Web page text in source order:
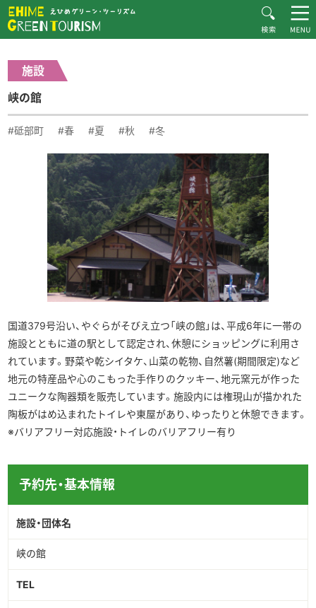
MOVIE
CONTACT
▶︎日本語
施設
峡の館
#砥部町 #春 #夏 #秋 #冬
国道379号沿い、やぐらがそびえ立つ「峡の館」は、平成6年に一帯の
施設とともに道の駅として認定され、休憩にショッピングに利用さ
れています。野菜や乾シイタケ、山菜の乾物、自然薯(期間限定)など
地元の特産品や心のこもった手作りのクッキー、地元窯元が作った
ユニークな陶器類を販売しています。施設内には権現山が描かれた
陶板がはめ込まれたトイレや東屋があり、ゆったりと休憩できます。
※バリアフリー対応施設・トイレのバリアフリー有り
予約先・基本情報
施設・団体名
峡の館
TEL